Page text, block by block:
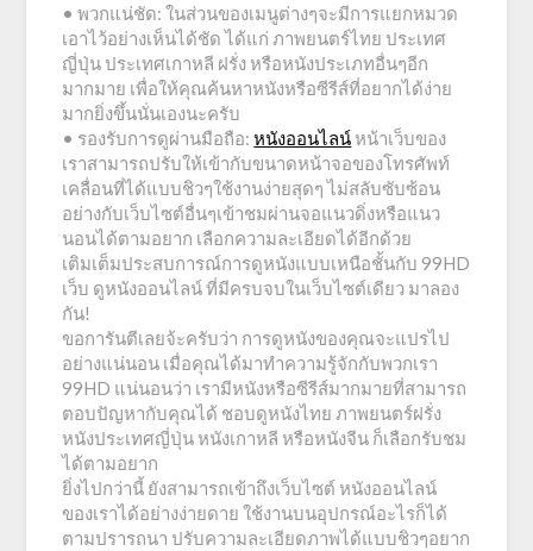
• พวกแน่ชัด: ในส่วนของเมนูต่างๆจะมีการแยกหมวด
เอาไว้อย่างเห็นได้ชัด ได้แก่ ภาพยนตร์ไทย ประเทศ
ญี่ปุ่น ประเทศเกาหลี ฝรั่ง หรือหนังประเภทอื่นๆอีก
มากมาย เพื่อให้คุณค้นหาหนังหรือซีรีส์ที่อยากได้ง่าย
มากยิ่งขึ้นนั่นเองนะครับ
• รองรับการดูผ่านมือถือ:หนังออนไลน์ หน้าเว็บของ
เราสามารถปรับให้เข้ากับขนาดหน้าจอของโทรศัพท์
เคลื่อนที่ได้แบบชิวๆใช้งานง่ายสุดๆ ไม่สลับซับซ้อน
อย่างกับเว็บไซต์อื่นๆเข้าชมผ่านจอแนวดิ่งหรือแนว
นอนได้ตามอยาก เลือกความละเอียดได้อีกด้วย
เติมเต็มประสบการณ์การดูหนังแบบเหนือชั้นกับ 99HD
เว็บ ดูหนังออนไลน์ ที่มีครบจบในเว็บไซต์เดียว มาลอง
กัน!
ขอการันตีเลยจ้ะครับว่า การดูหนังของคุณจะแปรไป
อย่างแน่นอน เมื่อคุณได้มาทำความรู้จักกับพวกเรา
99HD แน่นอนว่า เรามีหนังหรือซีรีส์มากมายที่สามารถ
ตอบปัญหากับคุณได้ ชอบดูหนังไทย ภาพยนตร์ฝรั่ง
หนังประเทศญี่ปุ่น หนังเกาหลี หรือหนังจีน ก็เลือกรับชม
ได้ตามอยาก
ยิ่งไปกว่านี้ ยังสามารถเข้าถึงเว็บไซต์ หนังออนไลน์
ของเราได้อย่างง่ายดาย ใช้งานบนอุปกรณ์อะไรก็ได้
ตามปรารถนา ปรับความละเอียดภาพได้แบบชิวๆอยาก